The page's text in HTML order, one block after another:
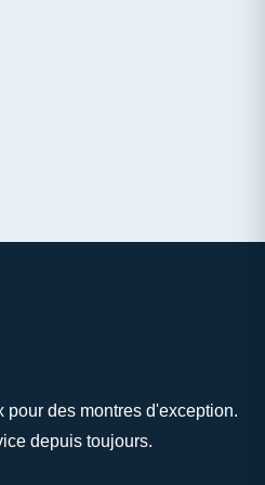
pour des montres d'exception.
depuis toujours.